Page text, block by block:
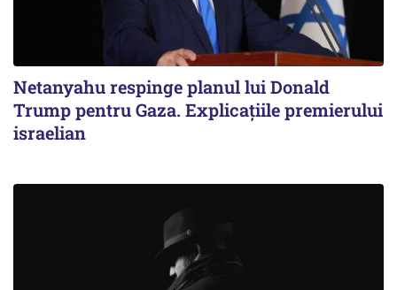
Netanyahu respinge planul lui Donald
Trump pentru Gaza. Explicațiile premierului
israelian